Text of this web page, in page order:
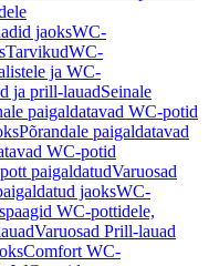
jaoksWC-
TarvikudWC-
ja WC-
ja prill-lauadSeinale
paigaldatavad WC-potid
Põrandale paigaldatavad
WC-potid
paigaldatudVaruosad
jaoksWC-
WC-pottidele,
Varuosad Prill-lauad
Comfort WC-